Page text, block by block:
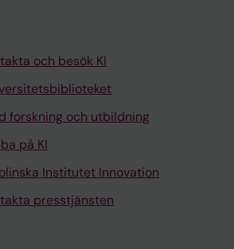
och besök KI
forskning och utbildning
på KI
Institutet Innovation
presstjänsten